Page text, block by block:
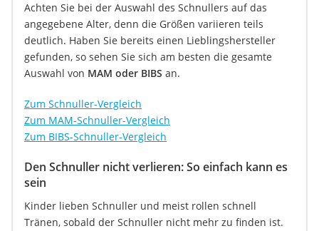
Achten Sie bei der Auswahl des Schnullers auf das
angegebene Alter, denn die Größen variieren teils
deutlich. Haben Sie bereits einen Lieblingshersteller
gefunden, so sehen Sie sich am besten die gesamte
Auswahl von MAM oder BIBS an.
Zum Schnuller-Vergleich
Zum MAM-Schnuller-Vergleich
Zum BIBS-Schnuller-Vergleich
Den Schnuller nicht verlieren: So einfach kann es
sein
Kinder lieben Schnuller und meist rollen schnell
Tränen, sobald der Schnuller nicht mehr zu finden ist.